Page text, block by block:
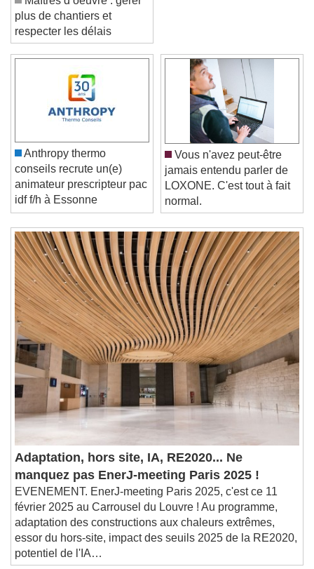
Video Player is loading.
Play Video
Play
Skip Backward
Skip Forward
Unmute
Current Time0:00
/
Duration-:-
Loaded:0%
Stream TypeLIVE
Seek to live, currently behind liveLIVE
Remaining Time -0:00
1x
Playback Rate
Chapters
Chapters
Descriptions
descriptions off, selected
Subtitles
subtitles settings , opens subtitles
settings dialog
Audio Track
Picture-in-Picture
Fullscreen
This is a modal window.
Beginning of dialog window. Escape will cancel
and close the window.
Text
Maîtres d’oeuvre : gérer
plus de chantiers et
respecter les délais
Anthropy thermo
conseils recrute un(e)
animateur prescripteur pac
idf f/h à Essonne
Vous n'avez peut-être
jamais entendu parler de
LOXONE. C'est tout à fait
normal.
Adaptation, hors site, IA, RE2020... Ne
manquez pas EnerJ-meeting Paris 2025 !
EVENEMENT. EnerJ-meeting Paris 2025, c'est ce 11
février 2025 au Carrousel du Louvre ! Au programme,
adaptation des constructions aux chaleurs extrêmes,
essor du hors-site, impact des seuils 2025 de la RE2020,
potentiel de l'IA…